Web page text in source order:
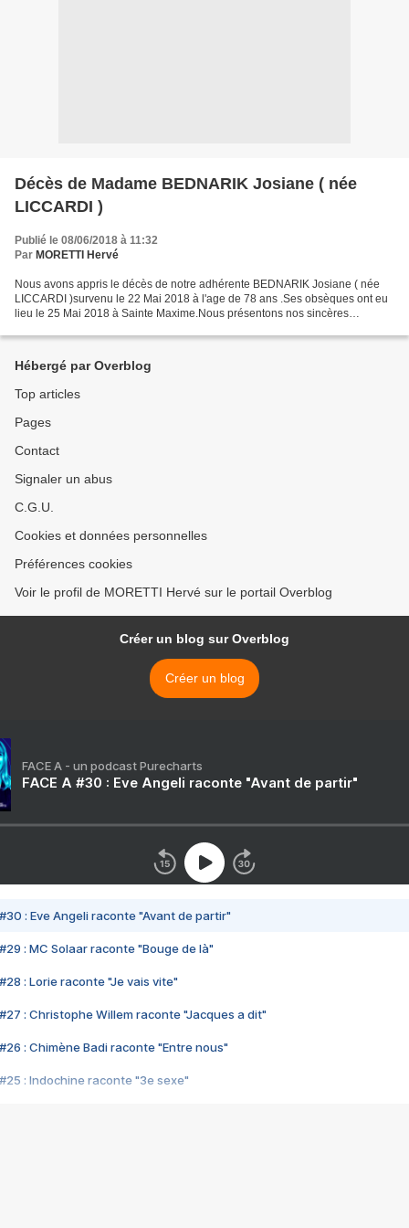
Décès de Madame BEDNARIK Josiane ( née
LICCARDI )
Publié le 08/06/2018 à 11:32
Par MORETTI Hervé
Nous avons appris le décès de notre adhérente BEDNARIK Josiane ( née
LICCARDI )survenu le 22 Mai 2018 à l'age de 78 ans .Ses obsèques ont eu
lieu le 25 Mai 2018 à Sainte Maxime.Nous présentons nos sincères
Hébergé par Overblog
Top articles
Pages
Contact
Signaler un abus
C.G.U.
Cookies et données personnelles
Préférences cookies
Voir le profil de MORETTI Hervé sur le portail Overblog
Créer un blog sur Overblog
Créer un blog
FACE A - un podcast Purecharts
FACE A #30 : Eve Angeli raconte "Avant de partir"
#30 : Eve Angeli raconte "Avant de partir"
#29 : MC Solaar raconte "Bouge de là"
#28 : Lorie raconte "Je vais vite"
#27 : Christophe Willem raconte "Jacques a dit"
#26 : Chimène Badi raconte "Entre nous"
#25 : Indochine raconte "3e sexe"